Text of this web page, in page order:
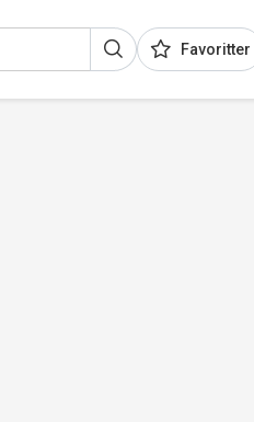
Favoritter